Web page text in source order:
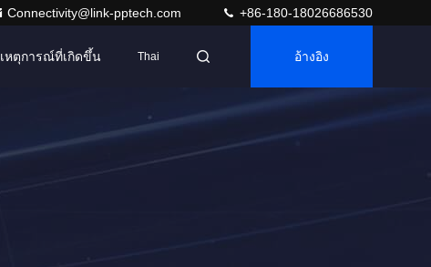
Connectivity@link-pptech.com +86-180-18026686530
เหตุการณ์ที่เกิดขึ้น Thai อ้างอิง